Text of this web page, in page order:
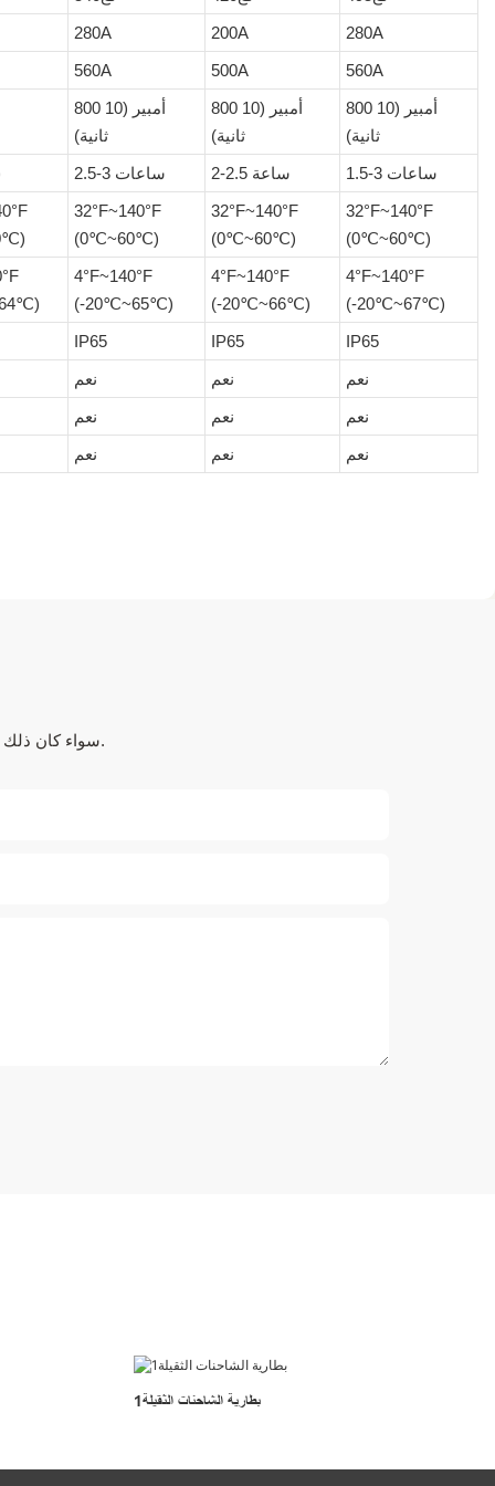
280A
200A
280A
560A
500A
560A
800 أمبير (10
ثانية)
800 أمبير (10
ثانية)
800 أمبير (10
ثانية)
2.5-3 ساعات 2-2.5 ساعة
1.5-3 ساعات
32°F~140°F
(0℃~60℃)
32°F~140°F
(0℃~60℃)
32°F~140°F
(0℃~60℃)
4°F~140°F
(-20℃~65℃)
4°F~140°F
(-20℃~66℃)
4°F~140°F
(-20℃~67℃)
IP65
IP65
IP65
نعم
نعم
نعم
نعم
نعم
نعم
نعم
نعم نعم
سواء كان ذلك يتعلق بالحلول المتطورة أو الدعم الشخصي أو التعاون السلس، فنحن هنا لنتجاوز توقعاتك.
بطارية الشاحنات الثقيلة1